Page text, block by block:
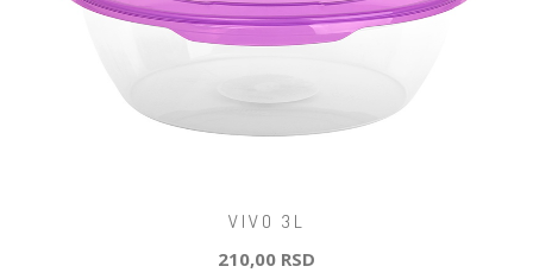
VIVO 3L
210,00 RSD